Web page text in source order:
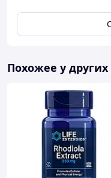
Экономьте на
объявления! Много
ВИТАМИНКА
http://vitaminka-
Похожее у